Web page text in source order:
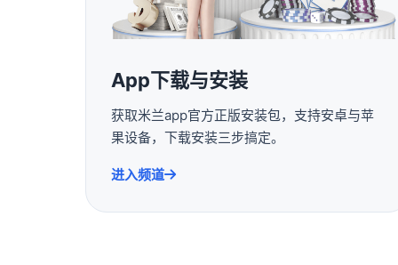
App下载与安装
获取米兰app官方正版安装包，支持安卓与苹
果设备，下载安装三步搞定。
进入频道